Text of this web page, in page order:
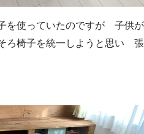
を使っていたのですが 子供が
ろ椅子を統一しようと思い 張